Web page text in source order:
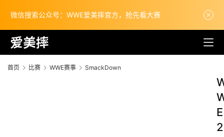
微信搜索公众号：WWE爱美摔官方，抢先看大赛
首页 比赛 WWE赛事 SmackDown
E
2